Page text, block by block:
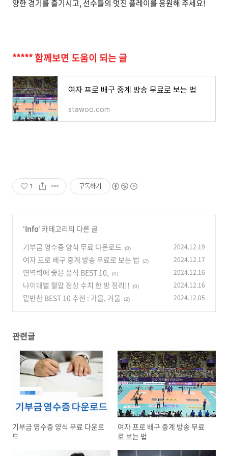
양한 경기를 즐기시고, 선수들의 멋진 플레이를 응원해 주세요!
***** 함께보면 도움이 되는 글
여자 프로 배구 중계 방송 무료로 보는 법
stawoo.com
1 구독하기
'Info' 카테고리의 다른 글
기부금 영수증 양식 무료 다운로드
(0) 2024.12.19
여자 프로 배구 중계 방송 무료로 보는 법 (2) 2024.12.17
면역력에 좋은 음식 BEST 10, (0) 2024.12.16
나이대별 혈압 정상 수치 한 방 정리!! (0) 2024.12.16
밑반찬 BEST 10 추천 : 가을, 겨울 (2) 2024.12.05
관련글
기부금 영수증 양식 무료 다운로
드
여자 프로 배구 중계 방송 무료
로 보는 법